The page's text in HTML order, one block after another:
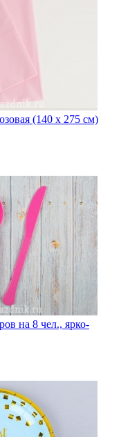
(140 х 275 см)
на 8 чел., ярко-